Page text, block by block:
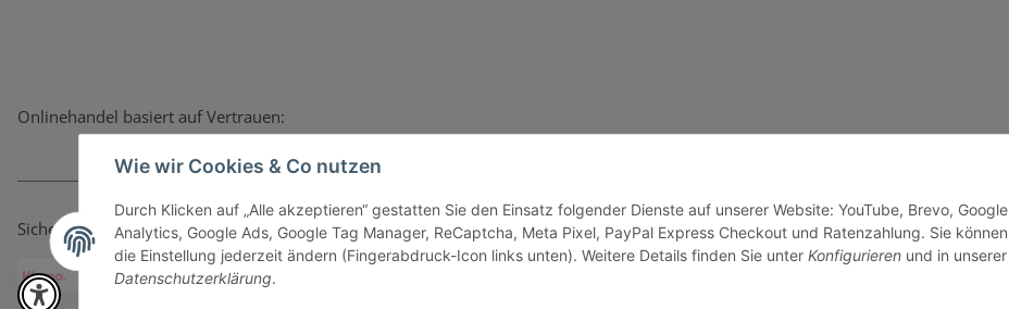
Wie wir Cookies & Co nutzen
Durch Klicken auf „Alle akzeptieren“ gestatten Sie den Einsatz folgender Dienste auf unserer Website: YouTube, Brevo, Google
Analytics, Google Ads, Google Tag Manager, ReCaptcha, Meta Pixel, PayPal Express Checkout und Ratenzahlung. Sie können
die Einstellung jederzeit ändern (Fingerabdruck-Icon links unten). Weitere Details finden Sie unter Konfigurieren und in unserer
Datenschutzerklärung.
Onlinehandel basiert auf Vertrauen:
Sicher bezahlen via: